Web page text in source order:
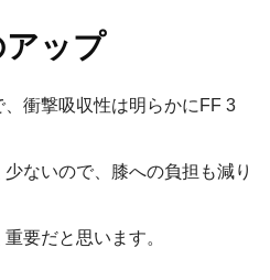
アップ
衝撃吸収性は明らかにFF 3
ないので、膝への負担も減り
要だと思います。